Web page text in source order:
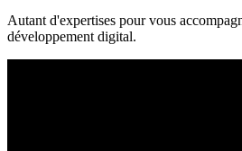
Autant d'expertises pour vous
développement digital.